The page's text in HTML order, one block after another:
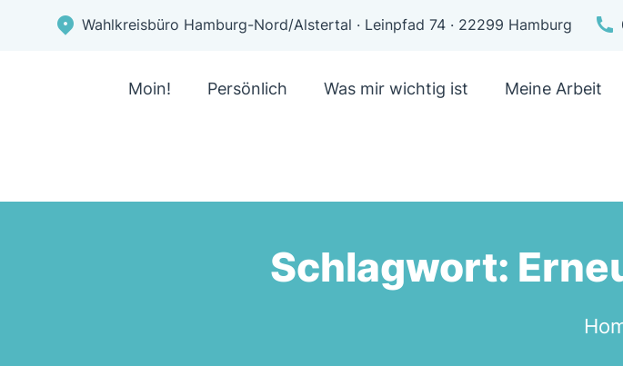
Wahlkreisbüro Hamburg-Nord/Alstertal · Leinpfad 74 · 22299 Hamburg
Moin! Persönlich Was mir wichtig ist Meine Arbeit
Schlagwort: